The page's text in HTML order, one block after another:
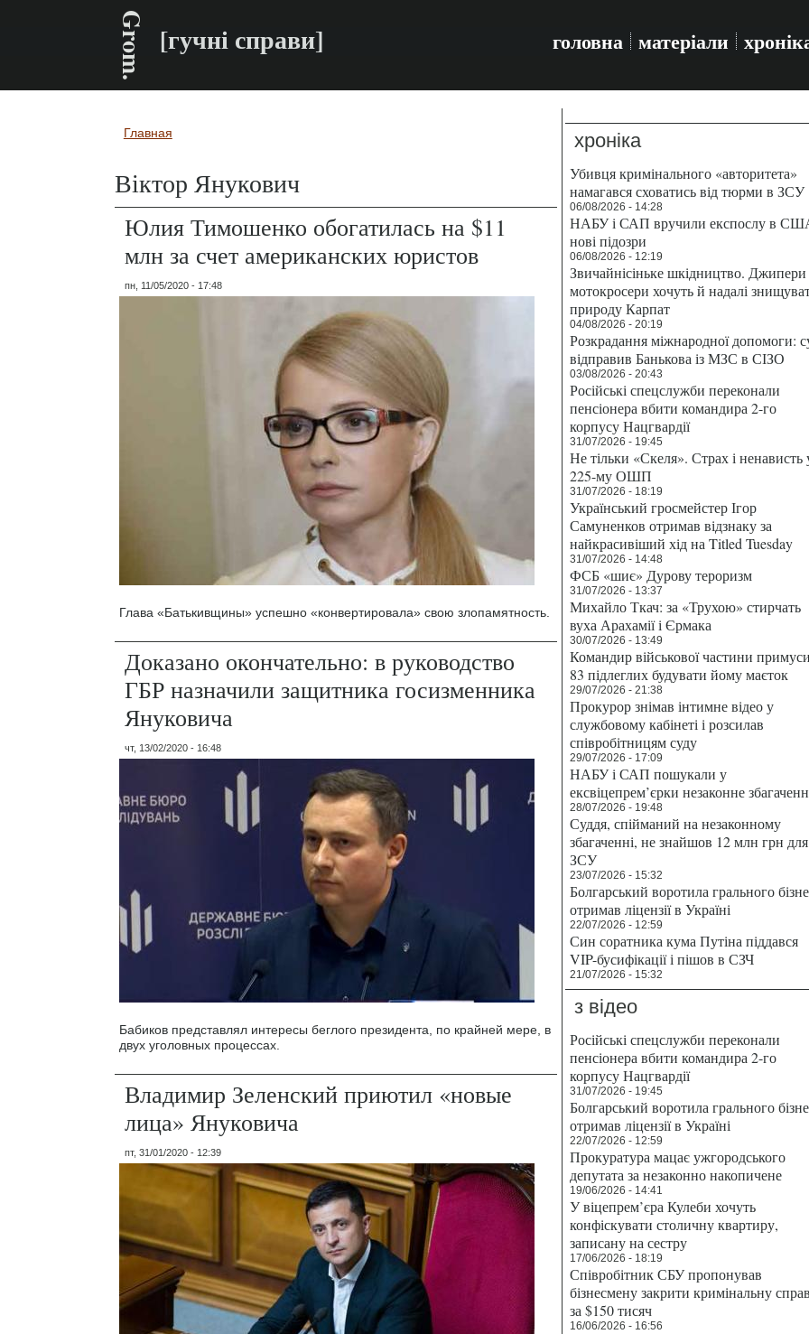
Grom. [гучні справи] головна матеріали
Вы здесь
Главная
Віктор Янукович
Юлия Тимошенко обогатилась на $11
млн за счет американских юристов
пн, 11/05/2020 - 17:48
Глава «Батькивщины» успешно «конвертировала» свою злопамятность.
Доказано окончательно: в руководство
ГБР назначили защитника госизменника
Януковича
чт, 13/02/2020 - 16:48
Бабиков представлял интересы беглого президента, по крайней мере, в
двух уголовных процессах.
Владимир Зеленский приютил «новые
лица» Януковича
пт, 31/01/2020 - 12:39
хроніка
Убивця кримінального «авторитета»
намагався сховатись від тюрми в ЗСУ
06/08/2026 - 14:28
НАБУ і САП вручили експослу в
нові підозри
06/08/2026 - 12:19
Звичайнісіньке шкідництво. Джипери
мотокросери хочуть й надалі
природу Карпат
04/08/2026 - 20:19
Розкрадання міжнародної допомоги:
відправив Банькова із МЗС в СІЗО
03/08/2026 - 20:43
Російські спецслужби переконали
пенсіонера вбити командира 2-го
корпусу Нацгвардії
31/07/2026 - 19:45
Не тільки «Скеля». Страх і ненависть
225-му ОШП
31/07/2026 - 18:19
Український гросмейстер Ігор
Самуненков отримав відзнаку за
найкрасивіший хід на Titled Tuesday
31/07/2026 - 14:48
ФСБ «шиє» Дурову тероризм
31/07/2026 - 13:37
Михайло Ткач: за «Трухою» стирчать
вуха Арахамії і Єрмака
30/07/2026 - 13:49
Командир військової частини
83 підлеглих будувати йому маєток
29/07/2026 - 21:38
Прокурор знімав інтимне відео у
службовому кабінеті і розсилав
співробітницям суду
29/07/2026 - 17:09
НАБУ і САП пошукали у
ексвіцепрем’єрки незаконне
28/07/2026 - 19:48
Суддя, спійманий на незаконному
збагаченні, не знайшов 12 млн грн для
ЗСУ
23/07/2026 - 15:32
Болгарський воротила грального
отримав ліцензії в Україні
22/07/2026 - 12:59
Син соратника кума Путіна піддався
VIP-бусифікації і пішов в СЗЧ
21/07/2026 - 15:32
з відео
Російські спецслужби переконали
пенсіонера вбити командира 2-го
корпусу Нацгвардії
31/07/2026 - 19:45
Болгарський воротила грального
отримав ліцензії в Україні
22/07/2026 - 12:59
Прокуратура мацає ужгородського
депутата за незаконно накопичене
19/06/2026 - 14:41
У віцепрем’єра Кулеби хочуть
конфіскувати столичну квартиру,
записану на сестру
17/06/2026 - 18:19
Співробітник СБУ пропонував
бізнесмену закрити кримінальну
за $150 тисяч
16/06/2026 - 16:56